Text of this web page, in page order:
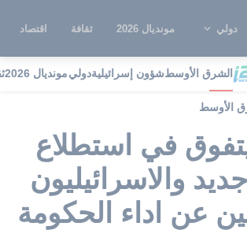
دولي مونديال 2026 ثقافة اقتصاد
الشرق الأوسطشؤون إسرائيليةدوليمونديال 2026
الأوسط
يتفوق في استطلاع
والاسرائيليون
عن اداء الحكومة